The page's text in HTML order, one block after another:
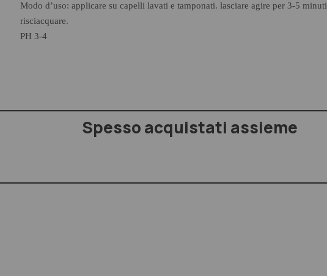
Modo d’uso: applicare su capelli lavati e tamponati. lasciare agire per 3-5
risciacquare.
PH 3-4
Spesso acquistati assieme